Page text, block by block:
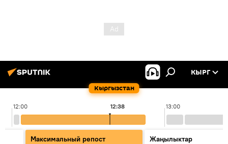
Кыргызстан
КЫРГ
12:00 13:00
12:38
Максимальный репост
Жаңылыктар